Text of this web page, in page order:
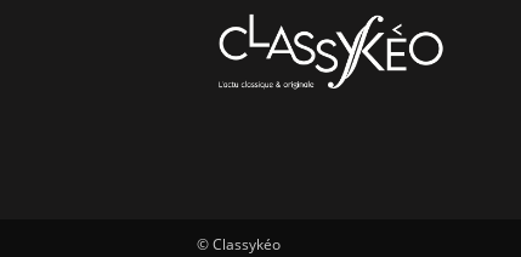
© Classykéo